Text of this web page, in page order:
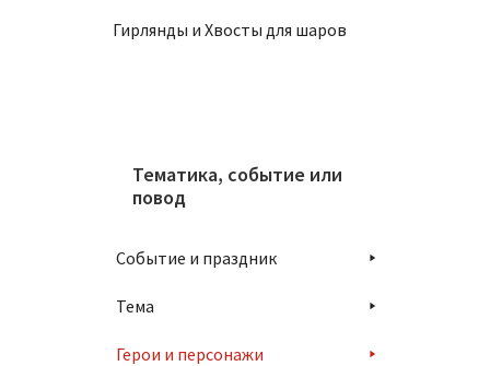
Гирлянды и Хвосты для шаров
Тематика, событие или
повод
Событие и праздник
Тема
Герои и персонажи